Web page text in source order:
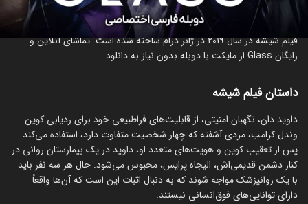
درباره فیلم شیشه
فیلم شیشه در سال 2019 در ژانر درام ساخته شده است. تماشای آنلاین و
رایگان Glass از مایکت با دوبله بدون نیاز به دانلود.
داستان فیلم شیشه
داوید دان، نگهبان امنیتی، از قابلیت‌های فراطبیعی خود برای ردیابی کوین
وندل کرامب، مردی آشفته که چهار شخصیت متفاوت دارد، استفاده می‌کند.
پس از تعقیب کوین و هویت‌های متعدد او، داوید در یک بیمارستان روانی در
کنار دشمن قدیمی‌اش، الیجاه پرایس، محبوس می‌شود. حال هر سه نفر باید
با یک روانپزشک مواجه شوند که به دنبال اثبات این است که آن‌ها واقعاً
دارای توانایی‌های فوق‌انسانی نیستند.